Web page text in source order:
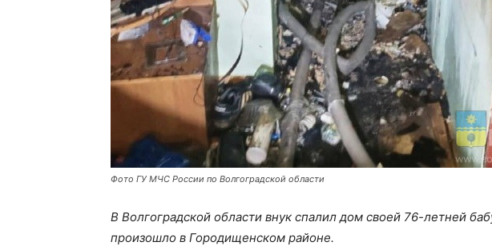
Фото ГУ МЧС России по Волгоградской области
В Волгоградской области внук спалил дом своей 76-летней
произошло в Городищенском районе.